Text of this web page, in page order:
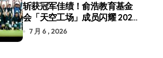
斩获冠军佳绩！俞浩教育基金
会「天空工场」成员闪耀 2026
RoboCup 机器人世界杯
7 月 6 , 2026